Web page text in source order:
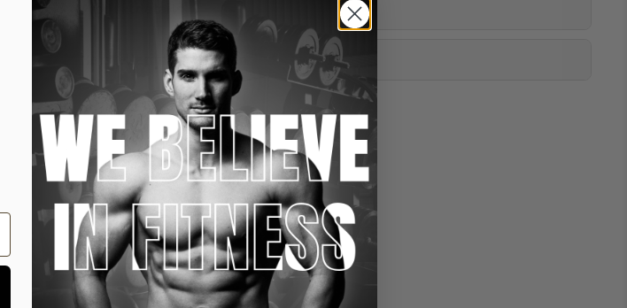
Produktdetails
Herstellerinformationen